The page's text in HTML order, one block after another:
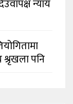
न्याय
पनि